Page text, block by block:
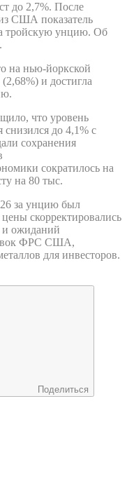
до 2,7%. После
США показатель
тройскую унцию. Об
на нью-йоркской
и достигла
что уровень
до 4,1% с
сохранения
сократилось на
на 80 тыс.
за унцию был
скорректировались
и ожиданий
ФРС США,
для инвесторов.
Поделиться